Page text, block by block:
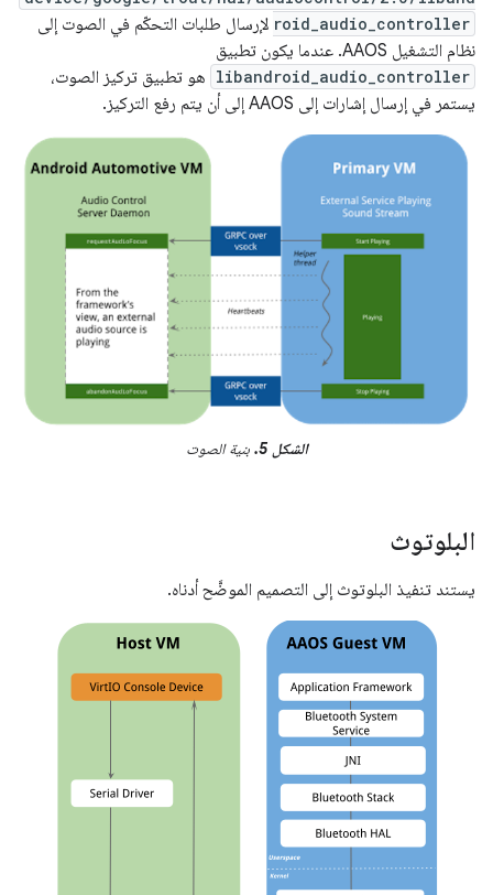
roid_audio_controller لإرسال طلبات التحكّم في الصوت إلى
نظام التشغيل AAOS. عندما يكون تطبيق
libandroid_audio_controller هو تطبيق تركيز الصوت،
يستمر في إرسال إشارات إلى AAOS إلى أن يتم رفع التركيز.
الشكل 5. بنية الصوت
البلوتوث
يستند تنفيذ البلوتوث إلى التصميم الموضَّح أدناه.